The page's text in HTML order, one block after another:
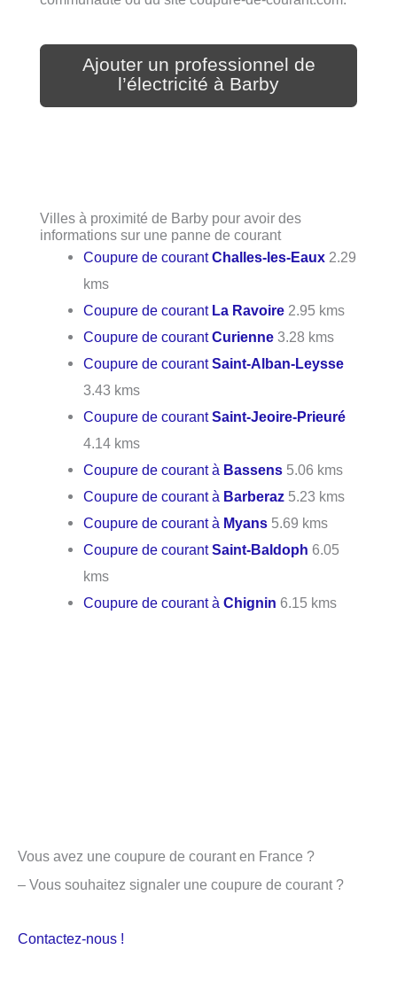
Ajouter un professionnel de
l’électricité à Barby
Villes à proximité de Barby pour avoir des
informations sur une panne de courant
Coupure de courantChalles-les-Eaux 2.29
kms
Coupure de courant La Ravoire 2.95 kms
Coupure de courantCurienne 3.28 kms
Coupure de courantSaint-Alban-Leysse
3.43 kms
Coupure de courantSaint-Jeoire-Prieuré
4.14 kms
Coupure de courant à Bassens 5.06 kms
Coupure de courant à Barberaz 5.23 kms
Coupure de courant à Myans 5.69 kms
Coupure de courantSaint-Baldoph 6.05
kms
Coupure de courant àChignin 6.15 kms
Vous avez une coupure de courant en France ?
– Vous souhaitez signaler une coupure de courant ?
Contactez-nous !